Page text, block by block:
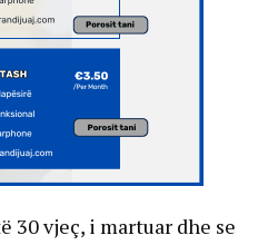
30 vjeç, i martuar dhe se